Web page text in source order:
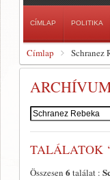
CÍMLAP POLITIKA
Címlap Schranez
Szerző:
TALÁLATOK
Összesen 6 találat :